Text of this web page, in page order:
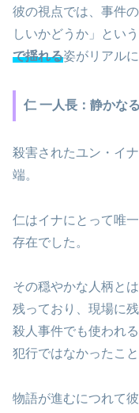
彼の視点では、事件
しいかどうか」とい
で揺れる姿がリアル
仁 一人長：静かな
殺害されたユン・イ
端。
仁はイナにとって唯
存在でした。
その穏やかな人柄と
残っており、現場に
殺人事件でも使われ
犯行ではなかったこ
物語が進むにつれて